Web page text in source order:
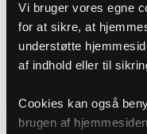
Vi bruger vores egne
for at sikre, at
understøtte
af indhold eller til
Cookies kan også
brugen af